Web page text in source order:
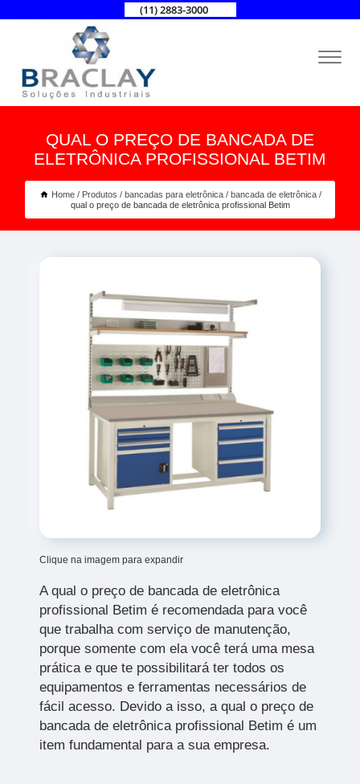
(11) 2883-3000
QUAL O PREÇO DE BANCADA DE
ELETRÔNICA PROFISSIONAL BETIM
Home Produtos bancadas para eletrônica
bancada de eletrônica
qual o preço de bancada de eletrônica profissional Betim
Clique na imagem para expandir
A qual o preço de bancada de eletrônica
profissional Betim é recomendada para você
que trabalha com serviço de manutenção,
porque somente com ela você terá uma mesa
prática e que te possibilitará ter todos os
equipamentos e ferramentas necessários de
fácil acesso. Devido a isso, a qual o preço de
bancada de eletrônica profissional Betim é um
item fundamental para a sua empresa.